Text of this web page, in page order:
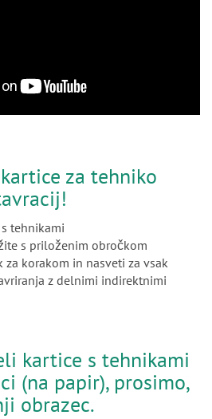
za tehniko
tehnikami
s priloženim obročkom
za korakom in nasveti za vsak
z delnimi indirektnimi
kartice s tehnikami
(na papir), prosimo,
obrazec.